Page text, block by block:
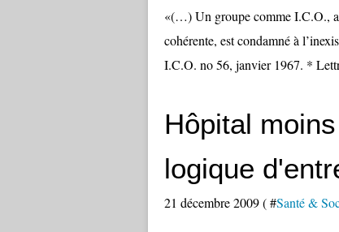
«(…) Un groupe comme I.C.O.,
cohérente, est condamné à
I.C.O. no 56, janvier 1967. *
Hôpital
logique
21 décembre 2009 ( #Santé &